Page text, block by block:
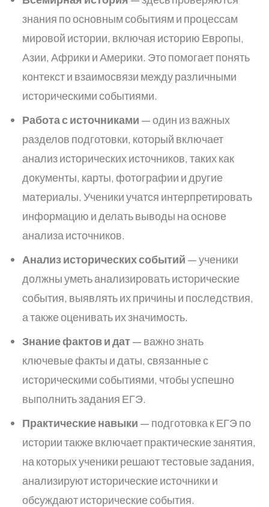
знания по основным событиям и процессам
мировой истории, включая историю Европы,
Азии, Африки и Америки. Это помогает понять
контекст и взаимосвязи между различными
историческими событиями.
Работа с источниками — один из важных
разделов подготовки, который включает
анализ исторических источников, таких как
документы, карты, фотографии и другие
материалы. Ученики учатся интерпретировать
информацию и делать выводы на основе
анализа источников.
Анализ исторических событий — ученики
должны уметь анализировать исторические
события, выявлять их причины и последствия,
а также оценивать их значимость.
Знание фактов и дат— важно знать
ключевые факты и даты, связанные с
историческими событиями, чтобы успешно
выполнить задания ЕГЭ.
Практические навыки — подготовка к ЕГЭ по
истории также включает практические занятия,
на которых ученики решают тестовые задания,
анализируют исторические источники и
обсуждают исторические события.